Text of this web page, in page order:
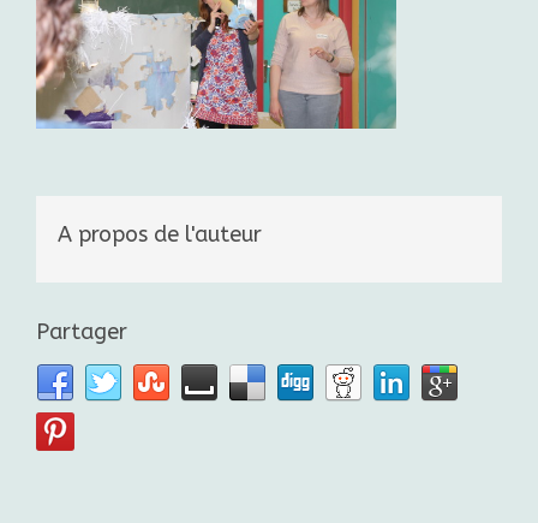
A propos de l'auteur
Partager